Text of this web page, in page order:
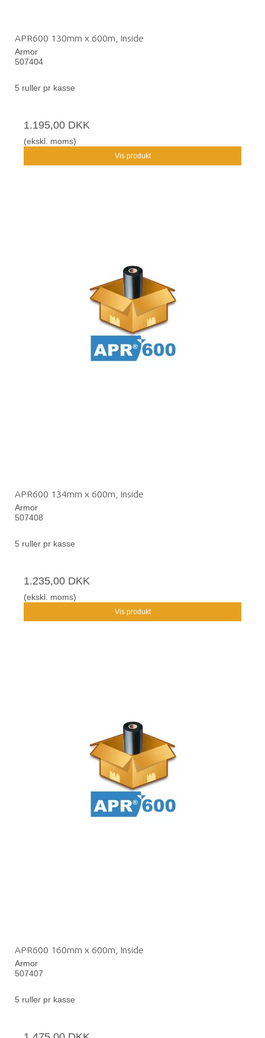
APR600 130mm x 600m, Inside
Armor
507404
5 ruller pr kasse
1.195,00 DKK
(ekskl. moms)
Vis produkt
APR600 134mm x 600m, Inside
Armor
507408
5 ruller pr kasse
1.235,00 DKK
(ekskl. moms)
Vis produkt
APR600 160mm x 600m, Inside
Armor
507407
5 ruller pr kasse